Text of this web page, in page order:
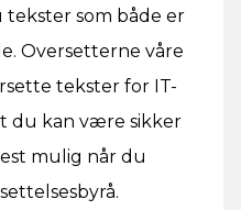
som både er
Oversetterne våre
tekster for IT-
du kan være sikker
mulig når du